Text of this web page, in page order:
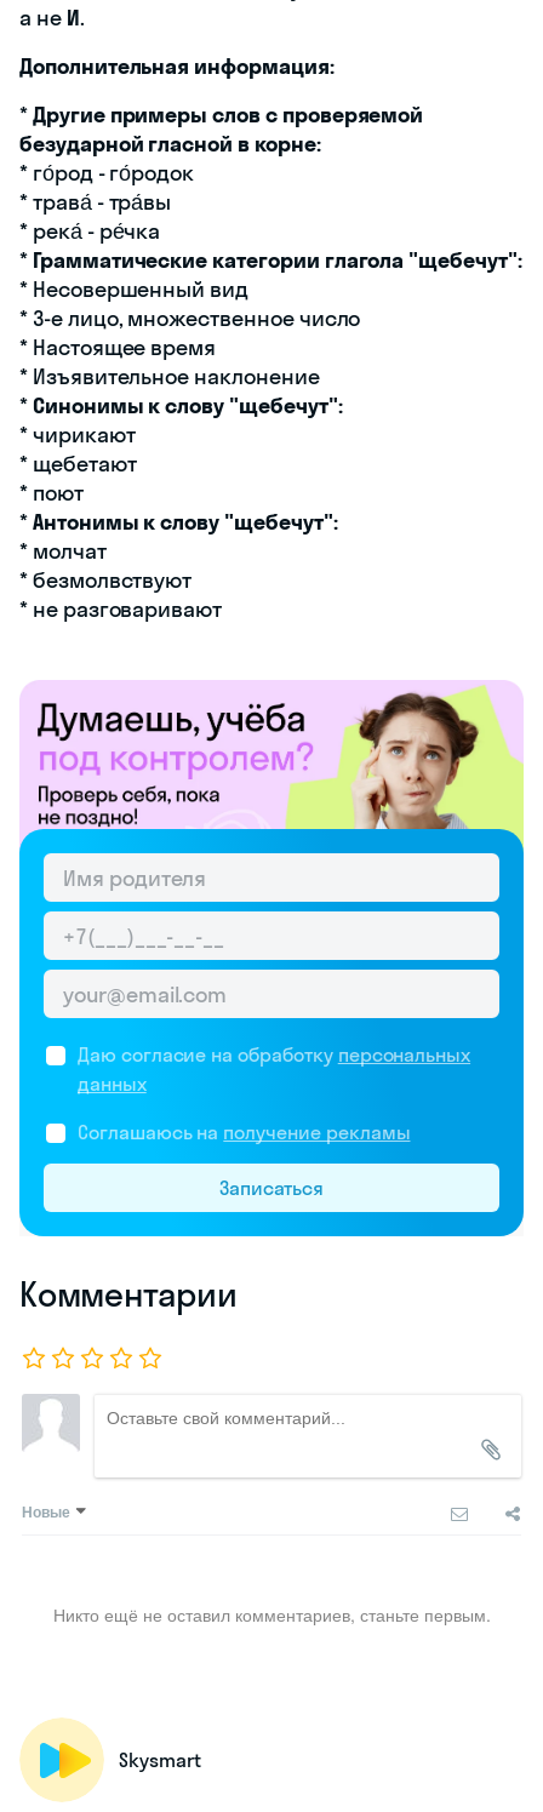
а не И.
Дополнительная информация:
*Другие примеры слов с проверяемой
безударной гласной в корне:
* го́род - го́родок
* трава́ - тра́вы
* река́ - ре́чка
* Грамматические категории глагола "щебечут":
* Несовершенный вид
* 3-е лицо, множественное число
* Настоящее время
* Изъявительное наклонение
*Синонимы к слову "щебечут":
* чирикают
* щебетают
* поют
*Антонимы к слову "щебечут":
* молчат
* безмолвствуют
* не разговаривают
Даю согласие на обработку персональных
данных
Соглашаюсь на получение рекламы
Записаться
Комментарии
Новые
Никто ещё не оставил комментариев, станьте первым.
Skysmart